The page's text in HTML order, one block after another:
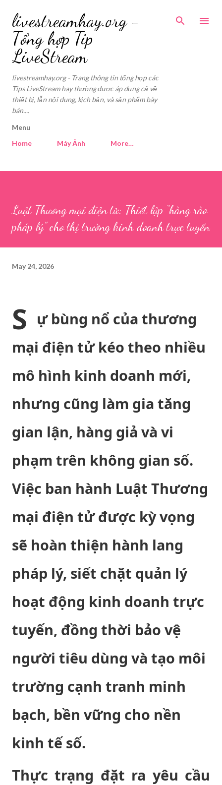
Skip to main content
livestreamhay.org -
Tổng hợp Tip
LiveStream
livestreamhay.org - Trang thông tin tổng hợp các
Tips LiveStream hay thường được áp dụng cả về
thiết bị, lẫn nội dung, kịch bản, và sản phẩm bày
bán....
Menu
Home
Máy Ảnh More…
Luật Thương mại điện tử: Thiết lập “hàng rào
pháp lý” cho thị trường kinh doanh trực tuyến
May 24, 2026
S ự bùng nổ của thương
mại điện tử kéo theo nhiều
mô hình kinh doanh mới,
nhưng cũng làm gia tăng
gian lận, hàng giả và vi
phạm trên không gian số.
Việc ban hành Luật Thương
mại điện tử được kỳ vọng
sẽ hoàn thiện hành lang
pháp lý, siết chặt quản lý
hoạt động kinh doanh trực
tuyến, đồng thời bảo vệ
người tiêu dùng và tạo môi
trường cạnh tranh minh
bạch, bền vững cho nền
kinh tế số.
Thực trạng đặt ra yêu cầu